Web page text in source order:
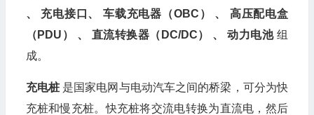
、 充电接口、 车载充电器（OBC） 、 高压配电盒
（PDU） 、 直流转换器（DC/DC） 、 动力电池组
成。
充电桩是国家电网与电动汽车之间的桥梁，可分为快
充桩和慢充桩。快充桩将交流电转换为直流电，然后